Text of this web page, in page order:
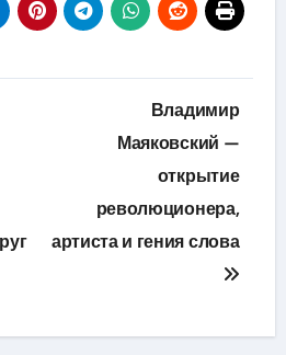
Владимир
Маяковский —
открытие
революционера,
артиста и гения слова